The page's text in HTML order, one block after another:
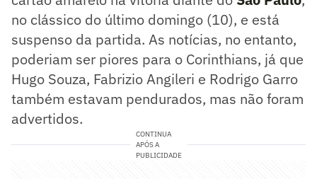
no clássico do último domingo (10), e está
suspenso da partida. As notícias, no entanto,
poderiam ser piores para o Corinthians, já que
Hugo Souza, Fabrizio Angileri e Rodrigo Garro
também estavam pendurados, mas não foram
advertidos.
CONTINUA
APÓS A
PUBLICIDADE